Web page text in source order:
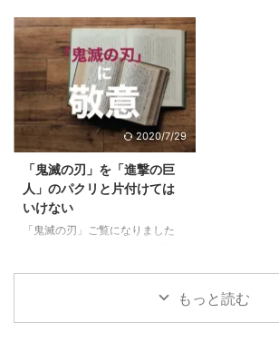
ーとしての次の次元へ6 ご自分の
PM型を診断して ...
少は出世をしていきたいじゃない
かと思っている方に、少しでも参
考になればと思います。 目次1
下記に当てはまる場合は出世から
遠ざかっている1.1 他の社員より
研修を受けていない＝あなたの期
待値が下がっている1.2 仕事の内
ずっとそれをやっていてくれ1.3
気にかけてくれる上役、上司がい
ない＝上がるエンジンがない2 そ
んな自分がこんな傾向に陥ってい
2020/7/29
「鬼滅の刃」を「進撃の巨
人」のパクリと片付けては
いけない
「鬼滅の刃」ご覧になりました
はそんなことない、作者にとても
敬意を表したく。稚拙ながら僕な
もっと読む